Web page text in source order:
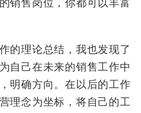
销售岗位，你都可以丰富
的理论总结，我也发现了
自己在未来的销售工作中
明确方向。在以后的工作
理念为坐标，将自己的工